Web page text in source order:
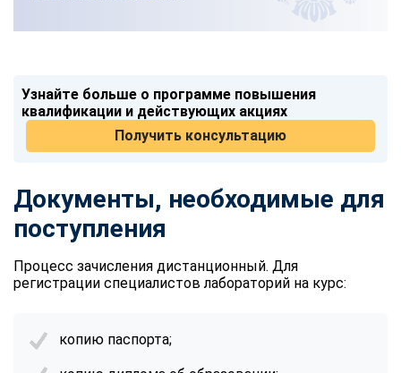
Узнайте больше о программе повышения
квалификации и действующих акциях
Получить консультацию
Документы, необходимые для
поступления
Процесс зачисления дистанционный. Для
регистрации специалистов лабораторий на курс:
копию паспорта;